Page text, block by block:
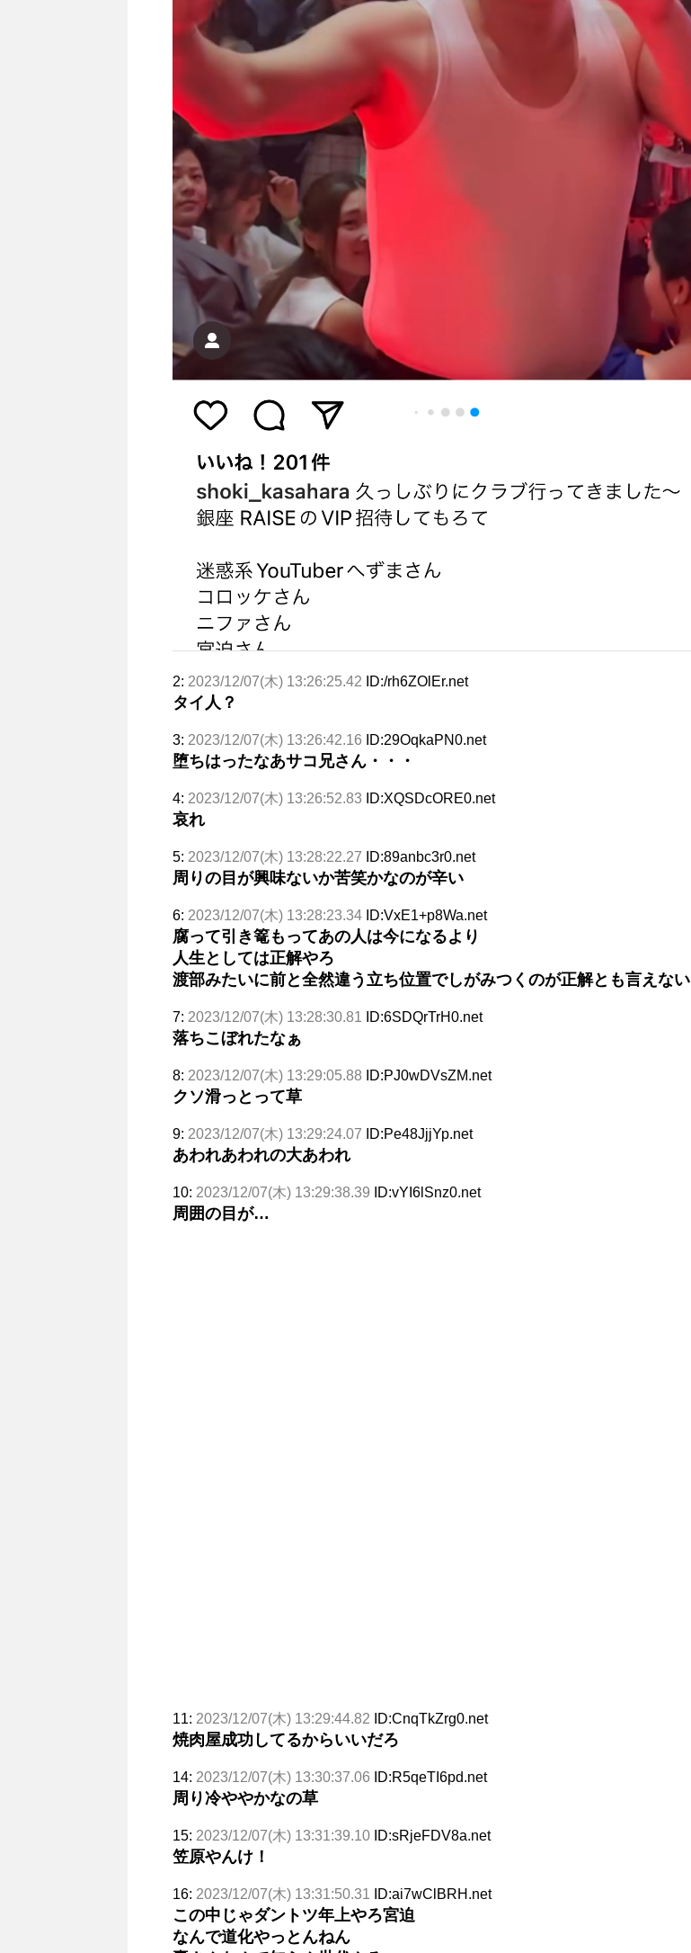
2: 2023/12/07(木) 13:26:25.42 ID:/rh6ZOlEr.net
タイ人？
3: 2023/12/07(木) 13:26:42.16 ID:29OqkaPN0.net
堕ちはったなあサコ兄さん・・・
4: 2023/12/07(木) 13:26:52.83 ID:XQSDcORE0.net
哀れ
5: 2023/12/07(木) 13:28:22.27 ID:89anbc3r0.net
周りの目が興味ないか苦笑かなのが辛い
6: 2023/12/07(木) 13:28:23.34 ID:VxE1+p8Wa.net
腐って引き篭もってあの人は今になるより
人生としては正解やろ
渡部みたいに前と全然違う立ち位置でしがみつくのが正解とも言えない
7: 2023/12/07(木) 13:28:30.81 ID:6SDQrTrH0.net
落ちこぼれたなぁ
8: 2023/12/07(木) 13:29:05.88 ID:PJ0wDVsZM.net
クソ滑っとって草
9: 2023/12/07(木) 13:29:24.07 ID:Pe48JjjYp.net
あわれあわれの大あわれ
10: 2023/12/07(木) 13:29:38.39 ID:vYI6lSnz0.net
周囲の目が…
11: 2023/12/07(木) 13:29:44.82 ID:CnqTkZrg0.net
焼肉屋成功してるからいいだろ
14: 2023/12/07(木) 13:30:37.06 ID:R5qeTI6pd.net
周り冷ややかなの草
15: 2023/12/07(木) 13:31:39.10 ID:sRjeFDV8a.net
笠原やんけ！
16: 2023/12/07(木) 13:31:50.31 ID:ai7wClBRH.net
この中じゃダントツ年上やろ宮迫
なんで道化やっとんねん